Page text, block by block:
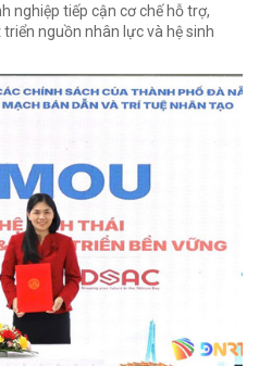
nghiệp tiếp cận cơ chế hỗ trợ,
nguồn nhân lực và hệ sinh